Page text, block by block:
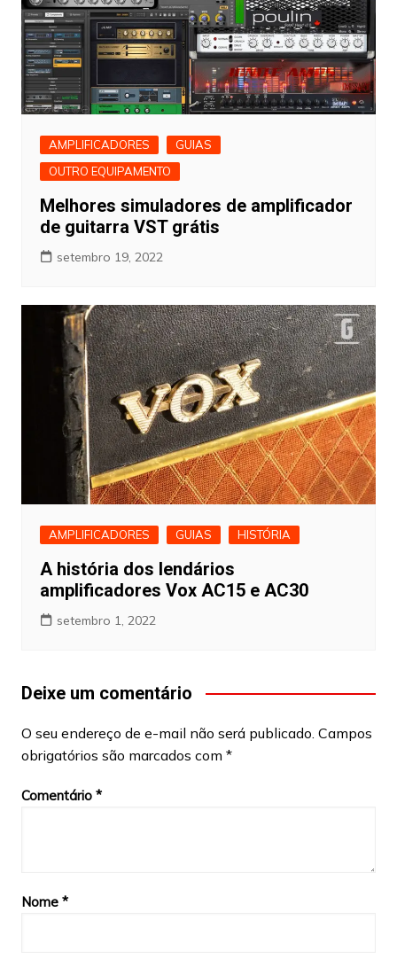
AMPLIFICADORES
GUIAS
OUTRO EQUIPAMENTO
Melhores simuladores de amplificador
de guitarra VST grátis
setembro 19, 2022
AMPLIFICADORES GUIAS HISTÓRIA
A história dos lendários
amplificadores Vox AC15 e AC30
setembro 1, 2022
Deixe um comentário
O seu endereço de e-mail não será publicado. Campos
obrigatórios são marcados com *
Comentário *
Nome *